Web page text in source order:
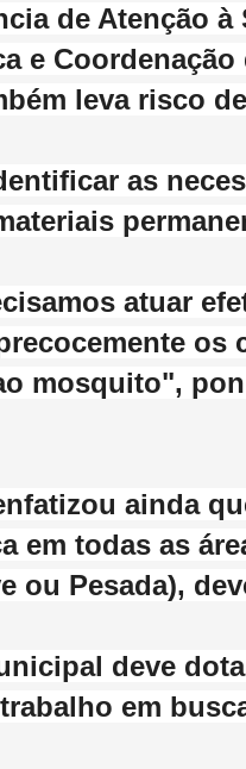
de Atenção
e
leva risco
as
atuar
os
mosquito",
ainda
em todas as
ou Pesada),
deve
em